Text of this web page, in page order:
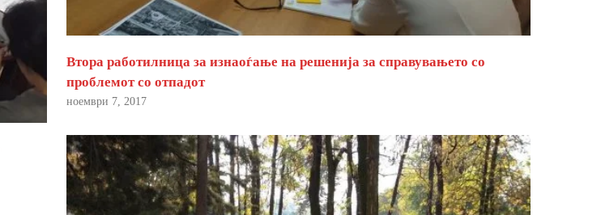
Втора работилница за изнаоѓање на решенија за справувањето со
проблемот со отпадот
ноември 7, 2017